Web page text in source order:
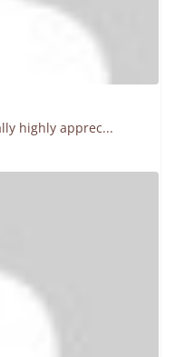
highly apprec...